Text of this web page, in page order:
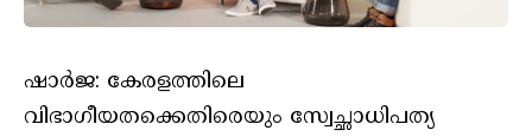
ഷാർജ: കേരളത്തിലെ
വിഭാഗീയതക്കെതിരെയും സ്വേച്ഛാധിപത്യ